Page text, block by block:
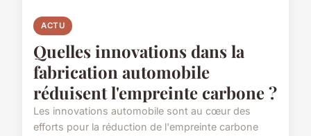
ACTU
Quelles innovations dans la
fabrication automobile
réduisent l'empreinte carbone ?
Les innovations automobile sont au cœur des
efforts pour la réduction de l'empreinte carbone